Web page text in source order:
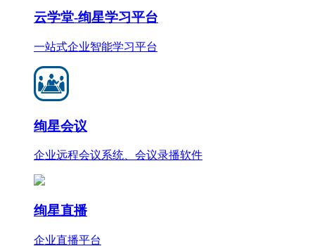
云学堂-绚星学习平台
一站式企业智能学习平台
绚星会议
企业远程会议系统、会议录播软件
绚星直播
企业直播平台